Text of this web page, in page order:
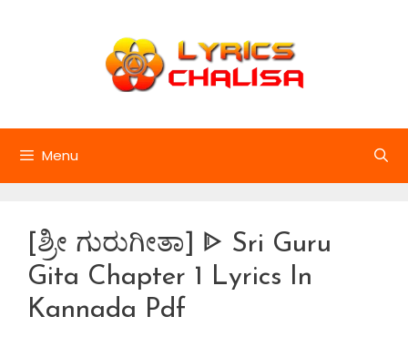
Menu
[ಶ್ರೀ ಗುರುಗೀತಾ] ᐈ Sri Guru
Gita Chapter 1 Lyrics In
Kannada Pdf